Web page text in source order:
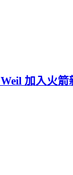
加入火箭